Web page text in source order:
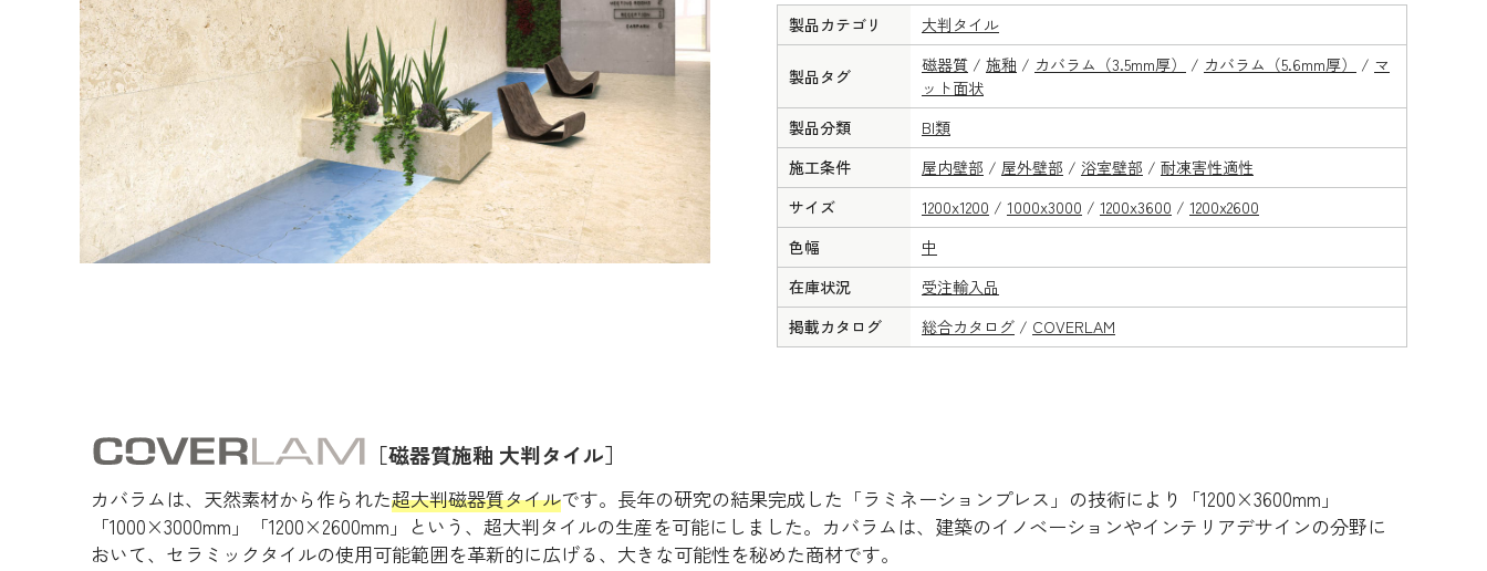
製品カテゴリ
大判タイル
製品タグ
磁器質 / 施釉 / カバラム（3.5mm厚） / カバラム（5.6mm厚） / マ
ット面状
製品分類
BI類
施工条件
屋内壁部 / 屋外壁部 / 浴室壁部 / 耐凍害性適性
サイズ
1200x1200 / 1000x3000 / 1200x3600 / 1200x2600
色幅
中
在庫状況
受注輸入品
掲載カタログ
総合カタログ / COVERLAM
［磁器質施釉 大判タイル］
カバラムは、天然素材から作られた超大判磁器質タイルです。長年の研究の結果完成した「ラミネーションプレス」の技術により「1200×3600mm」
「1000×3000mm」「1200×2600mm」という、超大判タイルの生産を可能にしました。カバラムは、建築のイノベーションやインテリアデサインの分野に
おいて、セラミックタイルの使用可能範囲を革新的に広げる、大きな可能性を秘めた商材です。